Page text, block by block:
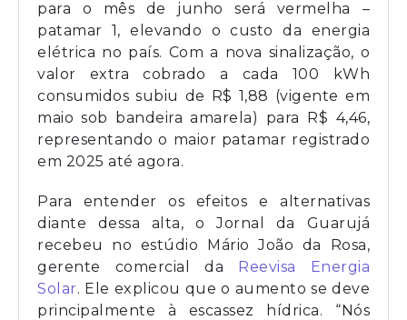
para o mês de junho será vermelha –
patamar 1, elevando o custo da energia
elétrica no país. Com a nova sinalização, o
valor extra cobrado a cada 100 kWh
consumidos subiu de R$ 1,88 (vigente em
maio sob bandeira amarela) para R$ 4,46,
representando o maior patamar registrado
em 2025 até agora.
Para entender os efeitos e alternativas
diante dessa alta, o Jornal da Guarujá
recebeu no estúdio Mário João da Rosa,
gerente comercial da Reevisa Energia
Solar. Ele explicou que o aumento se deve
principalmente à escassez hídrica. “Nós